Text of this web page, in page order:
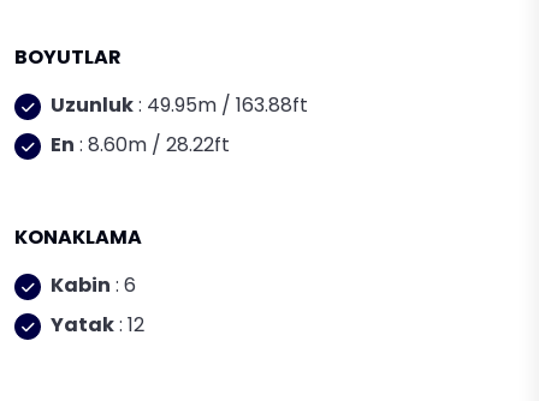
BOYUTLAR
Uzunluk: 49.95m / 163.88ft
En : 8.60m / 28.22ft
KONAKLAMA
Kabin : 6
Yatak: 12